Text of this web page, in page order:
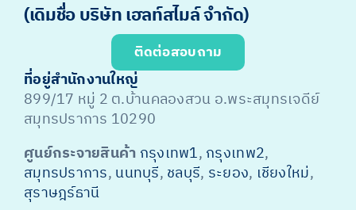
(เดิมชื่อ บริษัท เฮลท์สไมล์ จำกัด)
ติดต่อสอบถาม
ที่อยู่สำนักงานใหญ่
899/17 หมู่ 2 ต.บ้านคลองสวน อ.พระสมุทรเจดีย์
สมุทรปราการ 10290
ศูนย์กระจายสินค้า กรุงเทพ1, กรุงเทพ2,
สมุทรปราการ, นนทบุรี, ชลบุรี, ระยอง, เชียงใหม่,
สุราษฎร์ธานี